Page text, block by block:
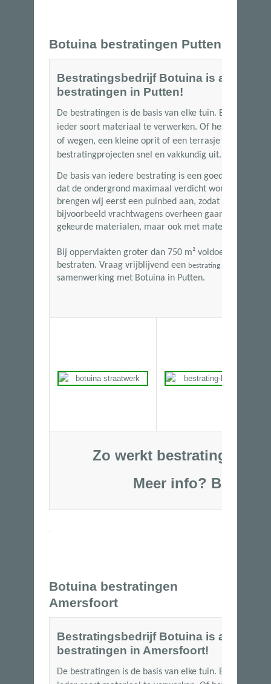
Botuina bestratingen Putten
Bestratingsbedrijf Botuina is al meer
bestratingen in Putten!
De bestratingen is de basis van elke tuin. Bij Botuina
ieder soort materiaal te verwerken. Of het nu gaat
of wegen, een kleine oprit of een terrasje met
bestratingprojecten snel en vakkundig uit.
De basis van iedere bestrating is een goede
dat de ondergrond maximaal verdicht wordt.
brengen wij eerst een puinbed aan, zodat de
bijvoorbeeld vrachtwagens overheen gaan. Wij
gekeurde materialen, maar ook met materialen van
Bij oppervlakten groter dan 750 m² voldoen wij aan
bestraten. Vraag vrijblijvend een bestrating offerte
samenwerking met Botuina in Putten.
Zo werkt
Meer info? Bel
.
Botuina bestratingen
Amersfoort
Bestratingsbedrijf Botuina is al meer
bestratingen in Amersfoort!
De bestratingen is de basis van elke tuin. Bij Botuina